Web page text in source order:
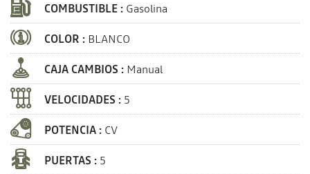
COMBUSTIBLE : Gasolina
COLOR : BLANCO
CAJA CAMBIOS : Manual
VELOCIDADES : 5
POTENCIA : CV
PUERTAS : 5